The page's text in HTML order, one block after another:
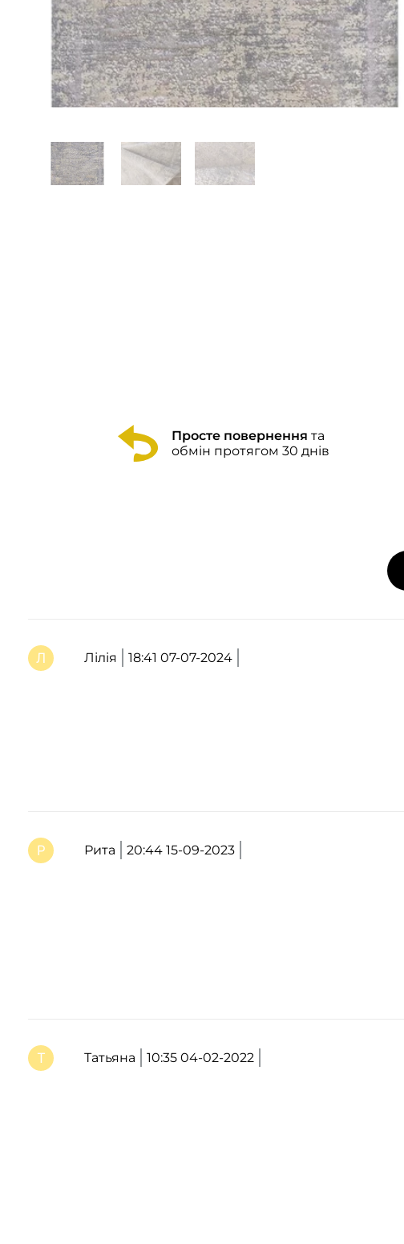
Просте повернення та
обмін протягом 30 днів
Лілія
18:41 07-07-2024
Рита
20:44 15-09-2023
Татьяна
10:35 04-02-2022